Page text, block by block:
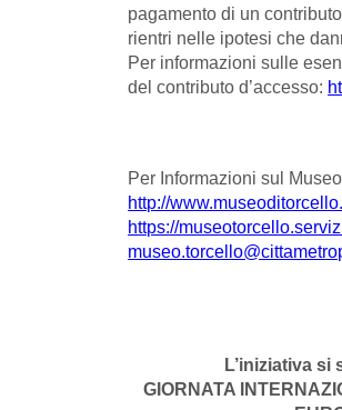
pagamento di un
rientri nelle ipotesi che
Per informazioni sulle
del contributo d’accesso:
Per Informazioni sul
http://
https://
L’iniziativa si
GIORNATA